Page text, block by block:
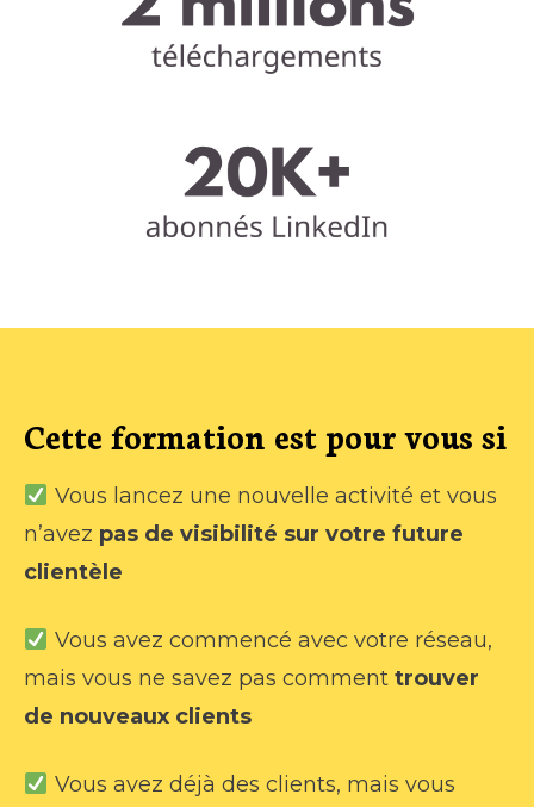
Cette formation est pour vous si
Vous lancez une nouvelle activité et vous
n’avez pas de visibilité sur votre future
clientèle
Vous avez commencé avec votre réseau,
mais vous ne savez pas comment trouver
de nouveaux clients
Vous avez déjà des clients, mais vous